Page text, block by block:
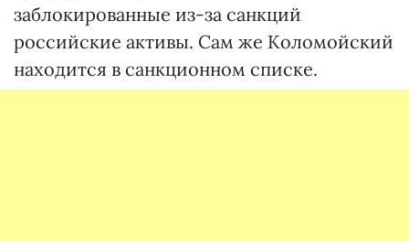
заблокированные из-за санкций
российские активы. Сам же Коломойский
находится в санкционном списке.